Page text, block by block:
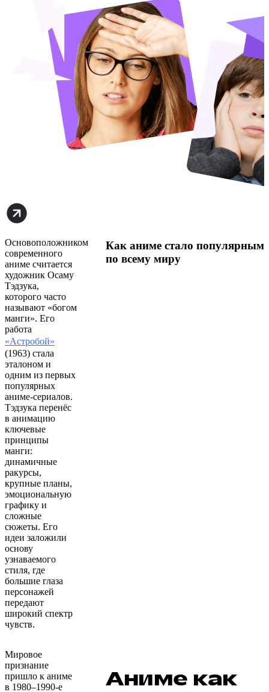
Основоположником
современного
аниме считается
художник Осаму
Тэдзука,
которого часто
называют «богом
манги». Его
работа
«Астробой»
(1963) стала
эталоном и
одним из первых
популярных
аниме-сериалов.
Тэдзука перенёс
в анимацию
ключевые
принципы
манги:
динамичные
ракурсы,
крупные планы,
эмоциональную
графику и
сложные
сюжеты. Его
идеи заложили
основу
узнаваемого
стиля, где
большие глаза
персонажей
передают
широкий спектр
чувств.
Как аниме стало популярным
по всему миру
Мировое
признание
пришло к аниме
в 1980–1990-е
Аниме как